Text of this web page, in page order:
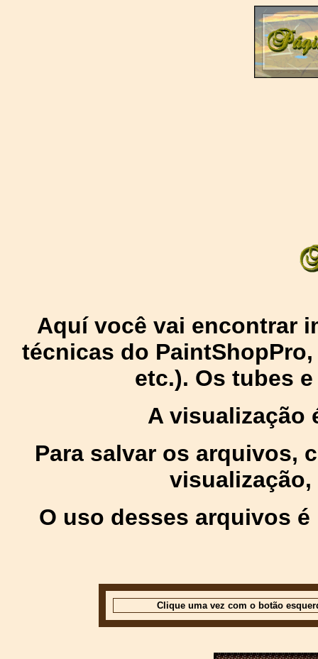
Aquí você vai encontrar
técnicas do
etc.). Os tubes
A visualização
Para salvar os arquivos,
O uso desses arquivos
Clique uma vez com o botão